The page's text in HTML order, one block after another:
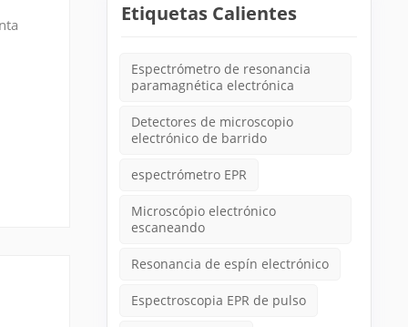
Etiquetas Calientes
Espectrómetro de resonancia
paramagnética electrónica
Detectores de microscopio
electrónico de barrido
espectrómetro EPR
Microscópio electrónico
escaneando
Resonancia de espín electrónico
Espectroscopia EPR de pulso